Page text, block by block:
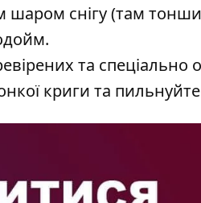
шаром снігу (там
та спеціально
криги та пильнуйте